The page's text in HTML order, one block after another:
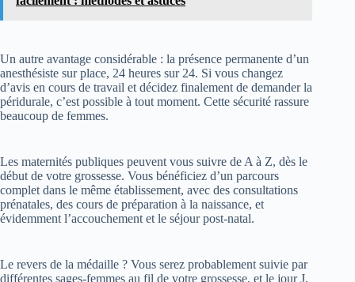
Un autre avantage considérable : la présence permanente d’un
anesthésiste sur place, 24 heures sur 24. Si vous changez
d’avis en cours de travail et décidez finalement de demander la
péridurale, c’est possible à tout moment. Cette sécurité rassure
beaucoup de femmes.
Les maternités publiques peuvent vous suivre de A à Z, dès le
début de votre grossesse. Vous bénéficiez d’un parcours
complet dans le même établissement, avec des consultations
prénatales, des cours de préparation à la naissance, et
évidemment l’accouchement et le séjour post-natal.
Le revers de la médaille ? Vous serez probablement suivie par
différentes sages-femmes au fil de votre grossesse, et le jour J,